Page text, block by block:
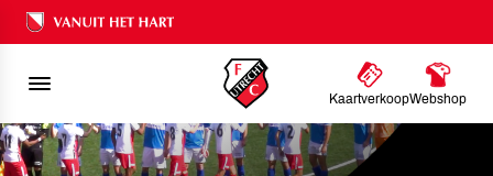
Ons nalatenschap
KaartverkoopWebshop